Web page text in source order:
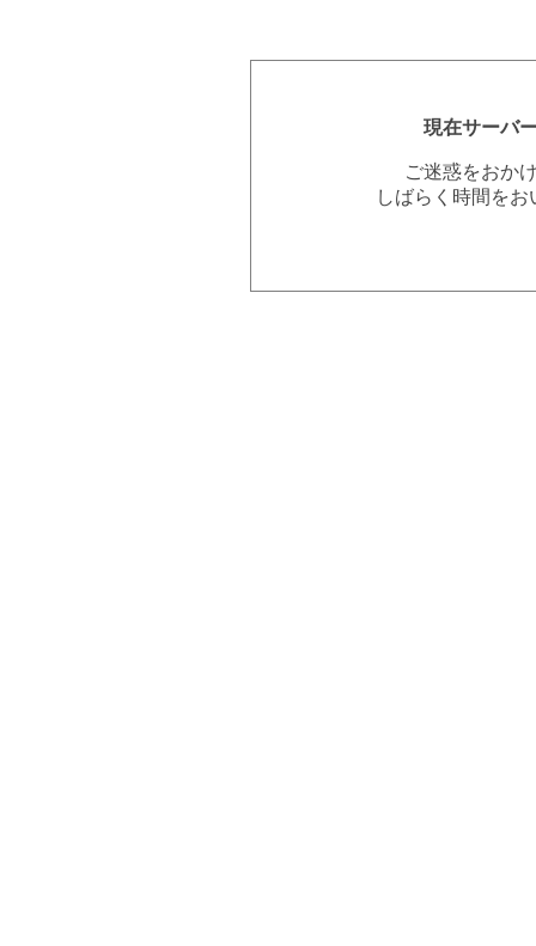
現在サーバ
ご迷惑をおか
しばらく時間を